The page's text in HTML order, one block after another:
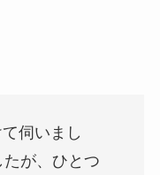
伺いまし
が、ひとつ